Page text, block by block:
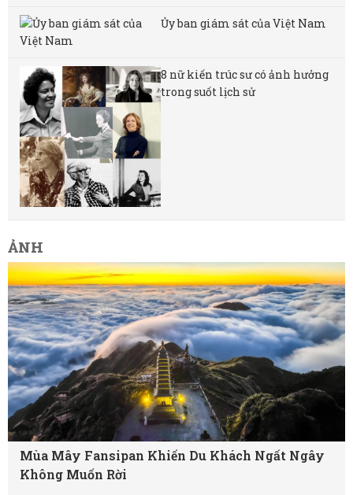
Ủy ban giám sát của Việt Nam
8 nữ kiến ​​trúc sư có ảnh hưởng
trong suốt lịch sử
ẢNH
Mùa Mây Fansipan Khiến Du Khách Ngất Ngây
Không Muốn Rời